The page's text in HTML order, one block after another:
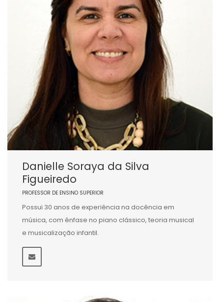
Danielle Soraya da Silva
Figueiredo
PROFESSOR DE ENSINO SUPERIOR
Possui 30 anos de experiência na docência em
música, com ênfase no piano clássico, teoria musical
e musicalização infantil.